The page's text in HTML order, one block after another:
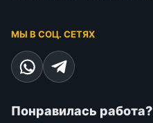
МЫ В СОЦ. СЕТЯХ
Понравилась работа?